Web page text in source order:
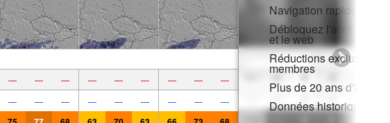
— — — — — — — — —
— — — — — — — — —
Navigation rapide sans
Débloquez l'accès
et le web
Réductions exclusives
membres
Plus de 20 ans
Données historiques de